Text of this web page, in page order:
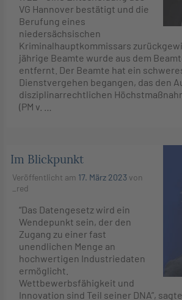
VG Hannover bestätigt und die
Berufung eines
niedersächsischen
Kriminalhauptkommissars
jährige Beamte wurde aus dem
entfernt. Der Beamte hat ein
Dienstvergehen begangen, das den
disziplinarrechtlichen
(PM v. …
Im Blickpunkt
Veröffentlicht am 17. März 2023 von
_red
“Das Datengesetz wird ein
Wendepunkt sein, der den
Zugang zu einer fast
unendlichen Menge an
hochwertigen Industriedaten
ermöglicht.
Wettbewerbsfähigkeit und
Innovation sind Teil seiner DNA”,